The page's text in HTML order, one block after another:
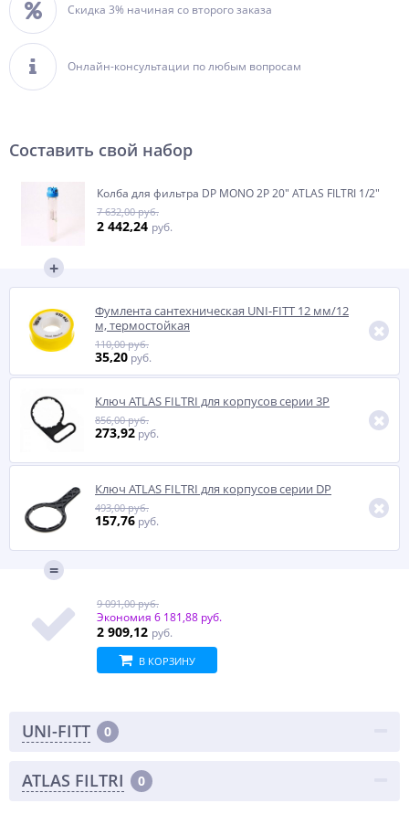
Скидка 3% начиная со второго заказа
Онлайн-консультации по любым вопросам
Составить свой набор
Колба для фильтра DP MONO 2P 20" ATLAS FILTRI 1/2"
7 632,00 руб.
2 442,24 руб.
Фумлента сантехническая UNI-FITT 12 мм/12
м, термостойкая
35,20 руб.
110,00 руб.
Ключ ATLAS FILTRI для корпусов серии 3P
273,92 руб.
856,00 руб.
Ключ ATLAS FILTRI для корпусов серии DP
157,76 руб.
493,00 руб.
9 091,00 руб.
Экономия 6 181,88 руб.
2 909,12 руб.
В КОРЗИНУ
UNI-FITT 0
ATLAS FILTRI 0